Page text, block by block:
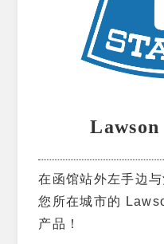
在函馆站外左手边与
您所在城市的
产品！